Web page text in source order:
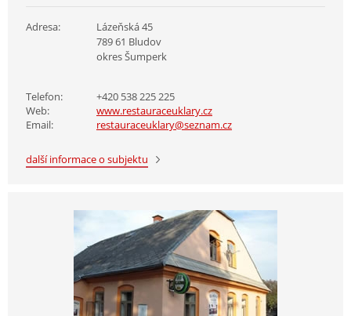
Adresa:
Lázeňská 45
789 61 Bludov
okres Šumperk
Telefon:
+420 538 225 225
Web:
www.restauraceuklary.cz
Email:
restauraceuklary@seznam.cz
další informace o subjektu